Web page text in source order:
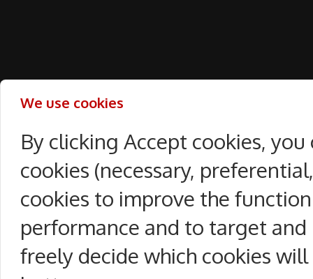
We use cookies
By clicking Accept cookies,
cookies (necessary,
cookies to improve the
performance and to target and
freely decide which cookies